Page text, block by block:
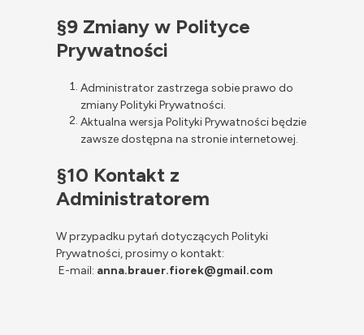
§9 Zmiany w Polityce
Prywatności
Administrator zastrzega sobie prawo do
zmiany Polityki Prywatności.
Aktualna wersja Polityki Prywatności będzie
zawsze dostępna na stronie internetowej.
§10 Kontakt z
Administratorem
W przypadku pytań dotyczących Polityki
Prywatności, prosimy o kontakt:
E-mail: anna.brauer.fiorek@gmail.com